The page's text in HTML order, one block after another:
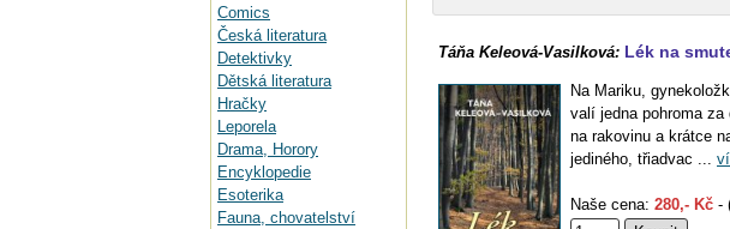
Comics
Česká literatura
Detektivky
Dětská literatura
Hračky
Leporela
Drama, Horory
Encyklopedie
Esoterika
Fauna, chovatelství
Táňa Keleová-Vasilková: Lék na
Na Mariku,
valí jedna pohroma
na rakovinu a krátce
jediného, třiadvac ...
Naše cena: 280,- Kč -